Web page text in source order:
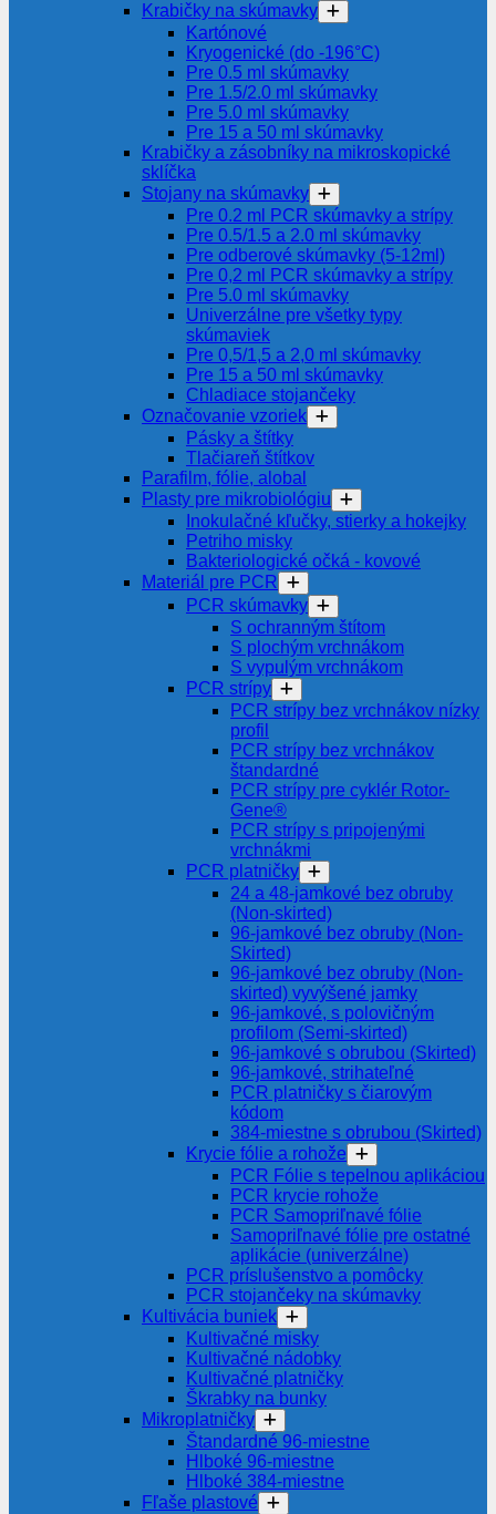
Krabičky na skúmavky
Kartónové
Kryogenické (do -196°C)
Pre 0.5 ml skúmavky
Pre 1.5/2.0 ml skúmavky
Pre 5.0 ml skúmavky
Pre 15 a 50 ml skúmavky
Krabičky a zásobníky na mikroskopické
sklíčka
Stojany na skúmavky
Pre 0.2 ml PCR skúmavky a strípy
Pre 0.5/1.5 a 2.0 ml skúmavky
Pre odberové skúmavky (5-12ml)
Pre 0,2 ml PCR skúmavky a strípy
Pre 5.0 ml skúmavky
Univerzálne pre všetky typy
skúmaviek
Pre 0,5/1,5 a 2,0 ml skúmavky
Pre 15 a 50 ml skúmavky
Chladiace stojančeky
Označovanie vzoriek
Pásky a štítky
Tlačiareň štítkov
Parafilm, fólie, alobal
Plasty pre mikrobiológiu
Inokulačné kľučky, stierky a hokejky
Petriho misky
Bakteriologické očká - kovové
Materiál pre PCR
PCR skúmavky
S ochranným štítom
S plochým vrchnákom
S vypulým vrchnákom
PCR strípy
PCR strípy bez vrchnákov nízky
profil
PCR strípy bez vrchnákov
štandardné
PCR strípy pre cyklér Rotor-
Gene®
PCR strípy s pripojenými
vrchnákmi
PCR platničky
24 a 48-jamkové bez obruby
(Non-skirted)
96-jamkové bez obruby (Non-
Skirted)
96-jamkové bez obruby (Non-
skirted) vyvýšené jamky
96-jamkové, s polovičným
profilom (Semi-skirted)
96-jamkové s obrubou (Skirted)
96-jamkové, strihateľné
PCR platničky s čiarovým
kódom
384-miestne s obrubou (Skirted)
Krycie fólie a rohože
PCR Fólie s tepelnou aplikáciou
PCR krycie rohože
PCR Samopriľnavé fólie
Samopriľnavé fólie pre ostatné
aplikácie (univerzálne)
PCR príslušenstvo a pomôcky
PCR stojančeky na skúmavky
Kultivácia buniek
Kultivačné misky
Kultivačné nádobky
Kultivačné platničky
Škrabky na bunky
Mikroplatničky
Štandardné 96-miestne
Hlboké 96-miestne
Hlboké 384-miestne
Fľaše plastové